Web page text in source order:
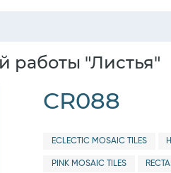
работы "Листья"
CR088
ECLECTIC MOSAIC TILES
PINK MOSAIC TILES